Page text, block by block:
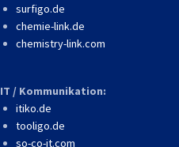
surfigo.de
chemie-link.de
chemistry-link.com
IT / Kommunikation:
itiko.de
tooligo.de
so-co-it.com